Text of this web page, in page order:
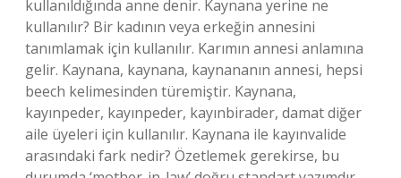
kullanıldığında anne denir. Kaynana yerine ne
kullanılır? Bir kadının veya erkeğin annesini
tanımlamak için kullanılır. Karımın annesi anlamına
gelir. Kaynana, kaynana, kaynananın annesi, hepsi
beech kelimesinden türemiştir. Kaynana,
kayınpeder, kayınpeder, kayınbirader, damat diğer
aile üyeleri için kullanılır. Kaynana ile kayınvalide
arasındaki fark nedir? Özetlemek gerekirse, bu